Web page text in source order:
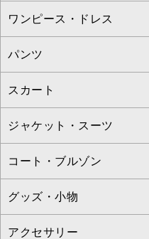
すべてのトップス
カットソー・Tシャツ
ブラウス・シャツ
ニット・セーター
カーディガン
アンサンブルセット
ベスト・ジレ
ワンピース・ドレス
すべてのワンピース・ド
ワンピース
ドレス
チュニック
ジャンパースカート
その他のワンピース・ド
パンツ
すべてのパンツ
フルレングスパンツ
クロップド・半端丈パン
ガウチョ・ワイドパンツ
ハーフ・ショート丈パン
スカート
すべてのスカート
ロング・マキシ丈スカー
ひざ丈スカート
ミモレ丈スカート
ジャケット・スーツ
すべてのジャケット・ス
テーラードジャケット
ノーカラージャケット
コート・ブルゾン
すべてのコート・ブルゾ
トレンチコート
グッズ・小物
すべてのグッズ・小物
アクセサリー